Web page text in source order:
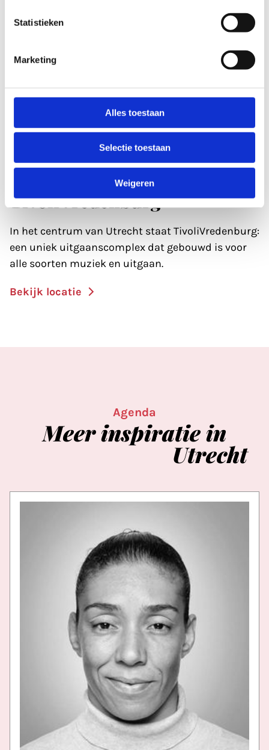
Statistieken
Marketing
Alles toestaan
Selectie toestaan
Weigeren
TivoliVredenburg
In het centrum van Utrecht staat TivoliVredenburg:
een uniek uitgaanscomplex dat gebouwd is voor
alle soorten muziek en uitgaan.
Bekijk locatie
Agenda
Meerinspiratiein
Utrecht